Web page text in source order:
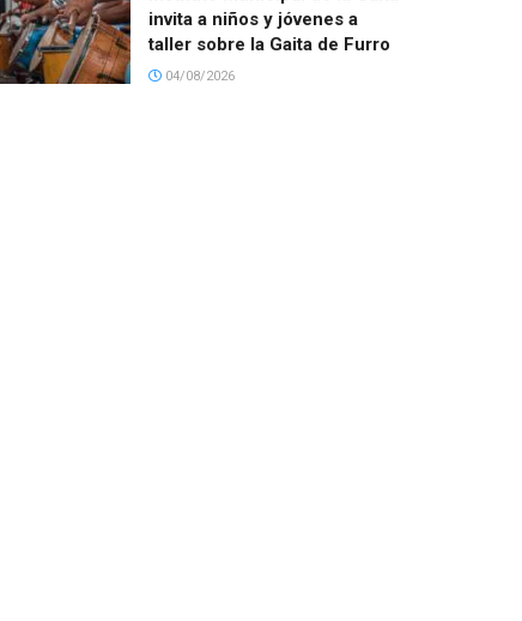
invita a niños y jóvenes a
taller sobre la Gaita de Furro
04/08/2026